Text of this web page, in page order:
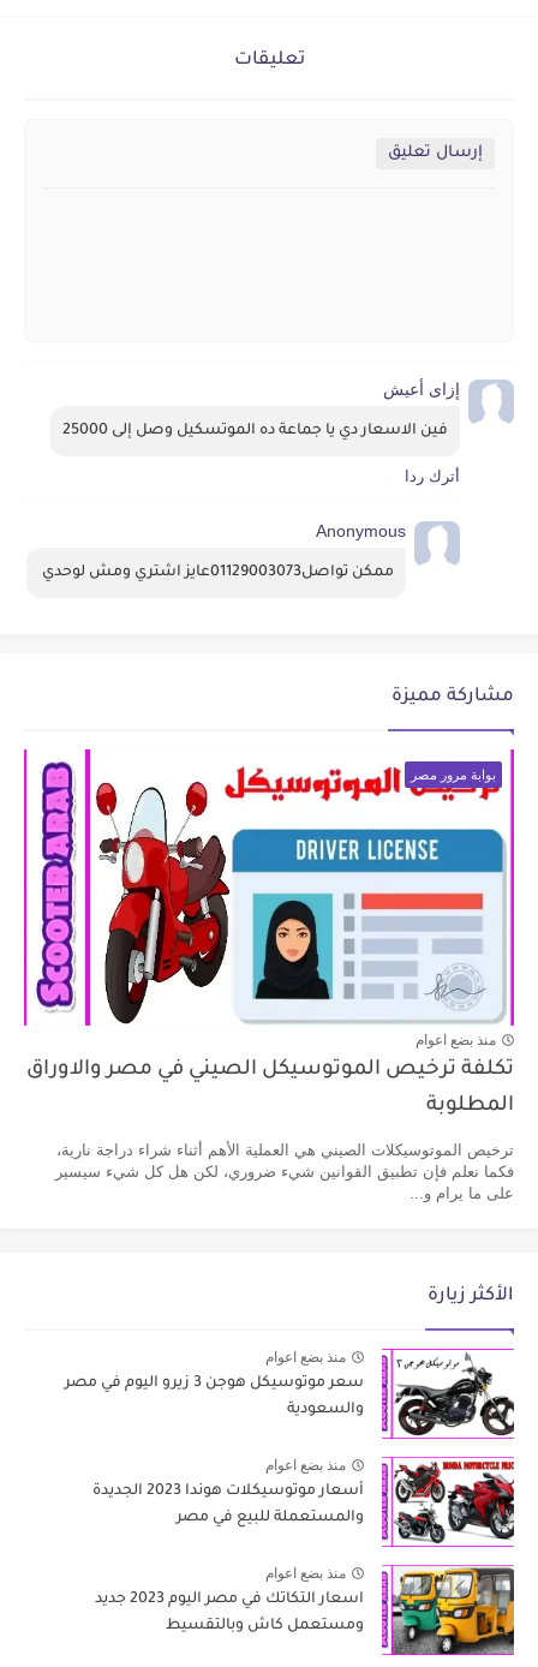
تعليقات
إرسال تعليق
إزاى أعيش
فين الاسعار دي يا جماعة ده الموتسكيل وصل إلى 25000
أترك ردا
Anonymous
ممكن تواصل01129003073عايز اشتري ومش لوحدي
مشاركة مميزة
بوابة مرور مصر
منذ بضع اعوام
تكلفة ترخيص الموتوسيكل الصيني في مصر والاوراق
المطلوبة
ترخيص الموتوسيكلات الصيني هي العملية الأهم أثناء شراء دراجة نارية،
فكما نعلم فإن تطبيق القوانين شيء ضروري، لكن هل كل شيء سيسير
على ما يرام و...
الأكثر زيارة
منذ بضع اعوام
سعر موتوسيكل هوجن 3 زيرو اليوم في مصر
والسعودية
منذ بضع اعوام
أسعار موتوسيكلات هوندا 2023 الجديدة
والمستعملة للبيع في مصر
منذ بضع اعوام
اسعار التكاتك في مصر اليوم 2023 جديد
ومستعمل كاش وبالتقسيط